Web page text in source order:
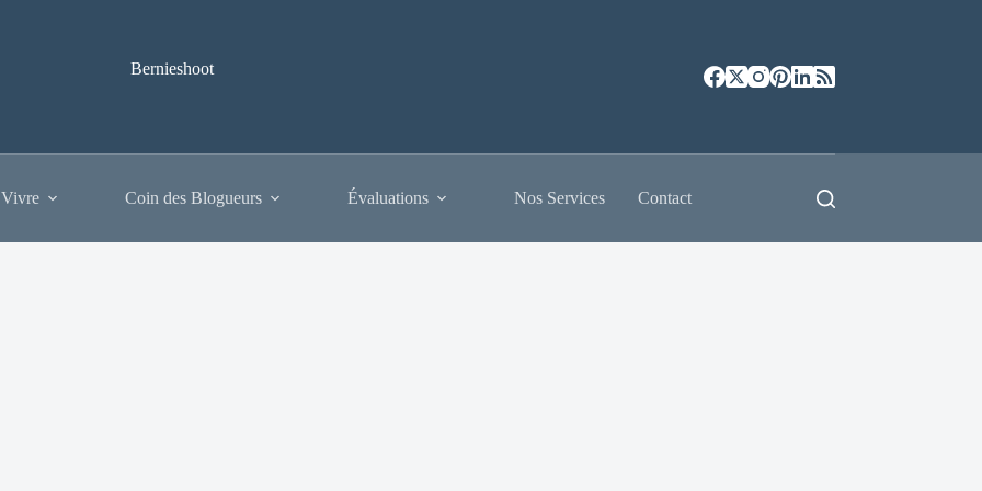
Bernieshoot
Coin des Blogueurs Évaluations Nos Services Contact